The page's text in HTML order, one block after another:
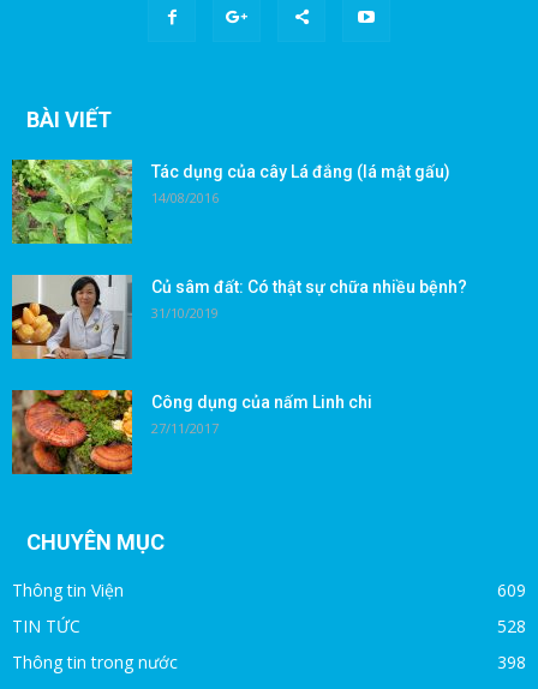
BÀI VIẾT
Tác dụng của cây Lá đắng (lá mật gấu)
14/08/2016
Củ sâm đất: Có thật sự chữa nhiều bệnh?
31/10/2019
Công dụng của nấm Linh chi
27/11/2017
CHUYÊN MỤC
Thông tin Viện
609
TIN TỨC
528
Thông tin trong nước
398